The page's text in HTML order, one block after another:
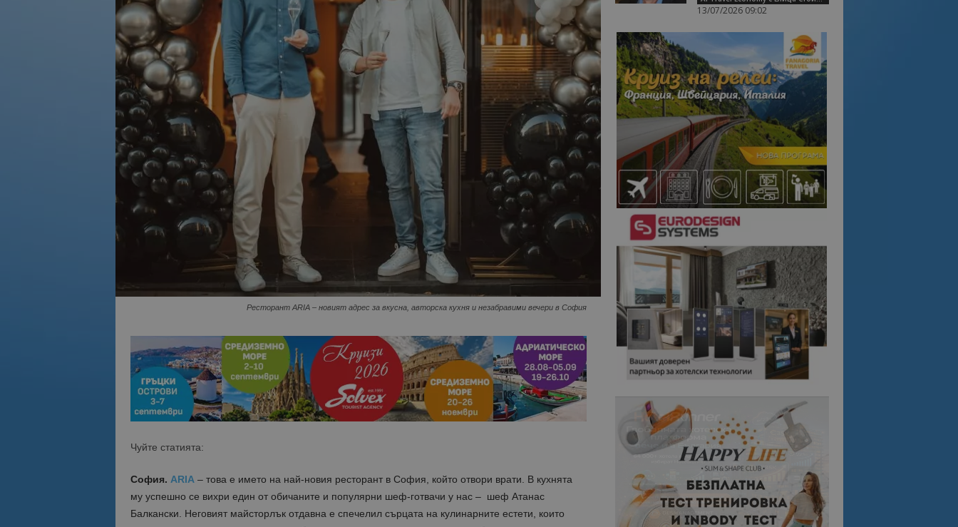
Ресторант ARIA – новият адрес за вкусна, авторска кухня и незабравими вечери в София
Чуйте статията:
София. ARIA – това е името на най-новия ресторант в София, който отвори врати. В кухнята
му успешно се вихри един от обичаните и популярни шеф-готвачи у нас – шеф Атанас
Балкански. Неговият майсторлък отдавна е спечелил сърцата на кулинарните естети, които
13/07/2026 09:02